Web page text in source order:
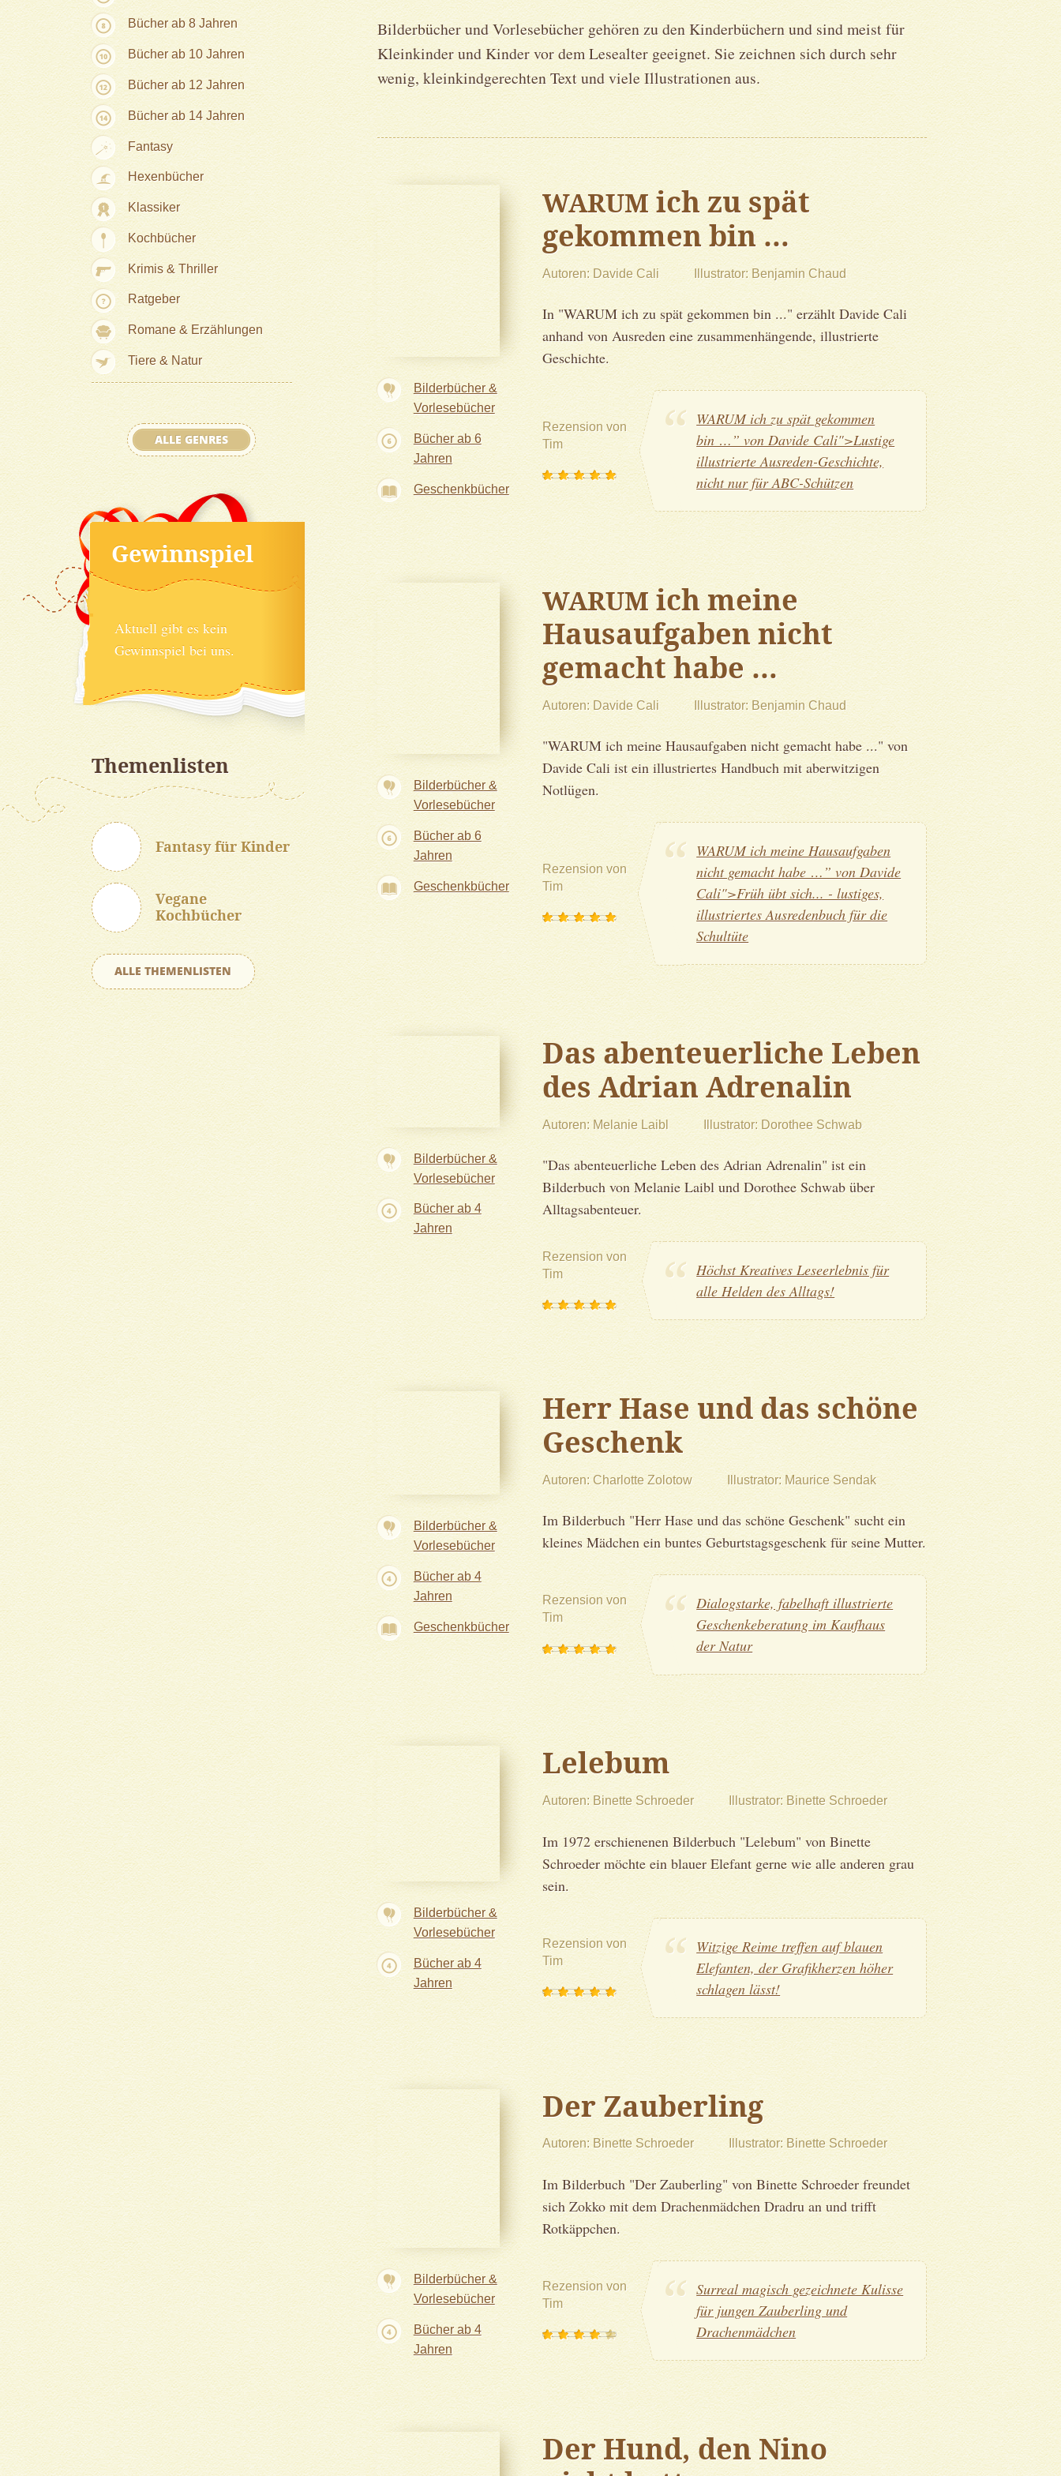
Bücher ab 8 Jahren
Bücher ab 10 Jahren
Bücher ab 12 Jahren
Bücher ab 14 Jahren
Fantasy
Hexenbücher
Klassiker
Kochbücher
Krimis & Thriller
Ratgeber
Romane & Erzählungen
Tiere & Natur
ALLE GENRES
Gewinnspiel
Aktuell gibt es kein
Gewinnspiel bei uns.
Themenlisten
Fantasy für Kinder
Vegane
Kochbücher
ALLE THEMENLISTEN
Bilderbücher und Vorlesebücher gehören zu den Kinderbüchern und sind meist für
Kleinkinder und Kinder vor dem Lesealter geeignet. Sie zeichnen sich durch sehr
wenig, kleinkindgerechten Text und viele Illustrationen aus.
WARUMich zu spät
gekommen bin …
Autoren Davide Cali Illustrator Benjamin Chaud
In "WARUM ich zu spät gekommen bin ..." erzählt Davide Cali
anhand von Ausreden eine zusammenhängende, illustrierte
Geschichte.
Rezension von
Tim
WARUM ich zu spät gekommen
bin …” von Davide Cali">Lustige
illustrierte Ausreden-Geschichte,
nicht nur für ABC-Schützen
Bilderbücher &
Vorlesebücher
Bücher ab 6
Jahren
Geschenkbücher
WARUMich meine
Hausaufgaben nicht
gemacht habe …
Autoren Davide Cali Illustrator Benjamin Chaud
"WARUM ich meine Hausaufgaben nicht gemacht habe ..." von
Davide Cali ist ein illustriertes Handbuch mit aberwitzigen
Notlügen.
Rezension von
Tim
WARUM ich meine Hausaufgaben
nicht gemacht habe …” von Davide
Cali">Früh übt sich... - lustiges,
illustriertes Ausredenbuch für die
Schultüte
Bilderbücher &
Vorlesebücher
Bücher ab 6
Jahren
Geschenkbücher
Das abenteuerliche Leben
des Adrian Adrenalin
Autoren Melanie Laibl Illustrator Dorothee Schwab
"Das abenteuerliche Leben des Adrian Adrenalin" ist ein
Bilderbuch von Melanie Laibl und Dorothee Schwab über
Alltagsabenteuer.
Rezension von
Tim
Höchst Kreatives Leseerlebnis für
alle Helden des Alltags!
Bilderbücher &
Vorlesebücher
Bücher ab 4
Jahren
Herr Hase und das schöne
Geschenk
Autoren Charlotte Zolotow Illustrator Maurice Sendak
Im Bilderbuch "Herr Hase und das schöne Geschenk" sucht ein
kleines Mädchen ein buntes Geburtstagsgeschenk für seine Mutter.
Rezension von
Tim
Dialogstarke, fabelhaft illustrierte
Geschenkeberatung im Kaufhaus
der Natur
Bilderbücher &
Vorlesebücher
Bücher ab 4
Jahren
Geschenkbücher
Lelebum
Autoren Binette Schroeder Illustrator Binette Schroeder
Im 1972 erschienenen Bilderbuch "Lelebum" von Binette
Schroeder möchte ein blauer Elefant gerne wie alle anderen grau
sein.
Rezension von
Tim
Witzige Reime treffen auf blauen
Elefanten, der Grafikherzen höher
schlagen lässt!
Bilderbücher &
Vorlesebücher
Bücher ab 4
Jahren
Der Zauberling
Autoren Binette Schroeder Illustrator Binette Schroeder
Im Bilderbuch "Der Zauberling" von Binette Schroeder freundet
sich Zokko mit dem Drachenmädchen Dradru an und trifft
Rotkäppchen.
Rezension von
Tim
Surreal magisch gezeichnete Kulisse
für jungen Zauberling und
Drachenmädchen
Bilderbücher &
Vorlesebücher
Bücher ab 4
Jahren
Der Hund, den Nino